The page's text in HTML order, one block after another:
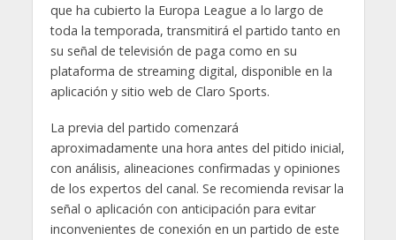
que ha cubierto la Europa League a lo largo de
toda la temporada, transmitirá el partido tanto en
su señal de televisión de paga como en su
plataforma de streaming digital, disponible en la
aplicación y sitio web de Claro Sports.
La previa del partido comenzará
aproximadamente una hora antes del pitido inicial,
con análisis, alineaciones confirmadas y opiniones
de los expertos del canal. Se recomienda revisar la
señal o aplicación con anticipación para evitar
inconvenientes de conexión en un partido de este